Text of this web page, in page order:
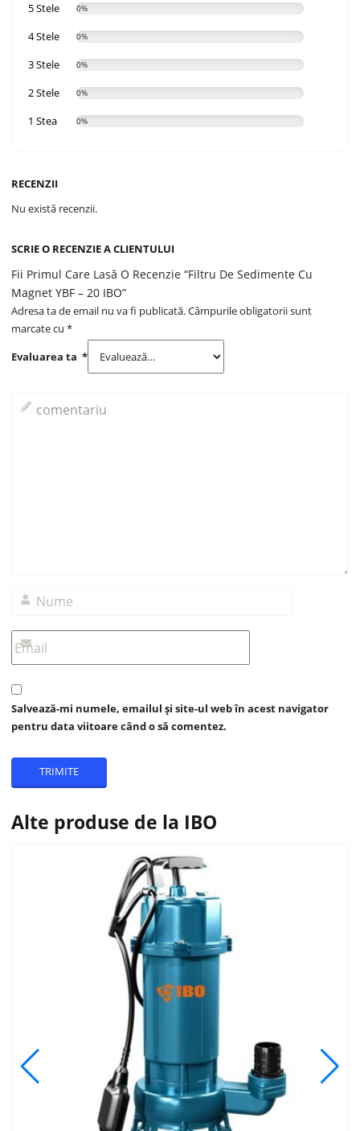
5 Stele
0%
4 Stele 0%
3 Stele 0%
2 Stele 0%
1 Stea 0%
RECENZII
Nu există recenzii.
SCRIE O RECENZIE A CLIENTULUI
Fii Primul Care Lasă O Recenzie “Filtru De Sedimente Cu
Magnet YBF – 20 IBO”
Adresa ta de email nu va fi publicată.Câmpurile obligatorii sunt
marcate cu*
Evaluarea ta*
Salvează-mi numele, emailul și site-ul web în acest navigator
pentru data viitoare când o să comentez.
Alte produse de la IBO